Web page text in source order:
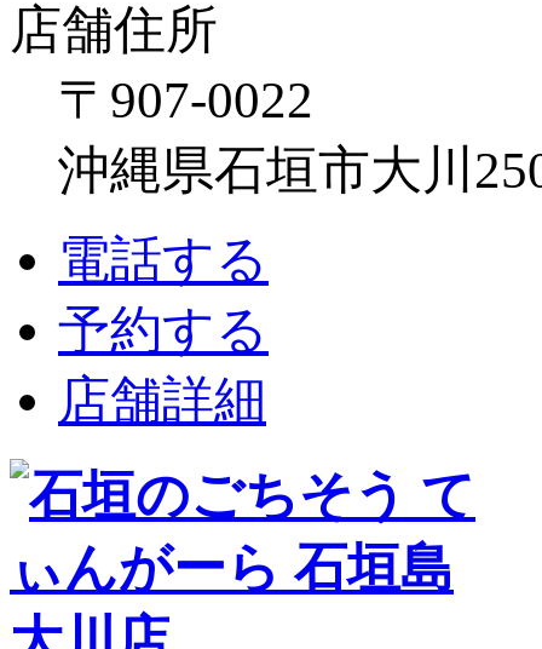
店舗住所
〒907-0022
沖縄県石垣市大川
電話する
予約する
店舗詳細